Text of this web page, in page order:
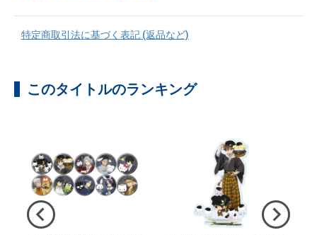
特定商取引法に基づく表記 (返品など)
このタイトルのランキング